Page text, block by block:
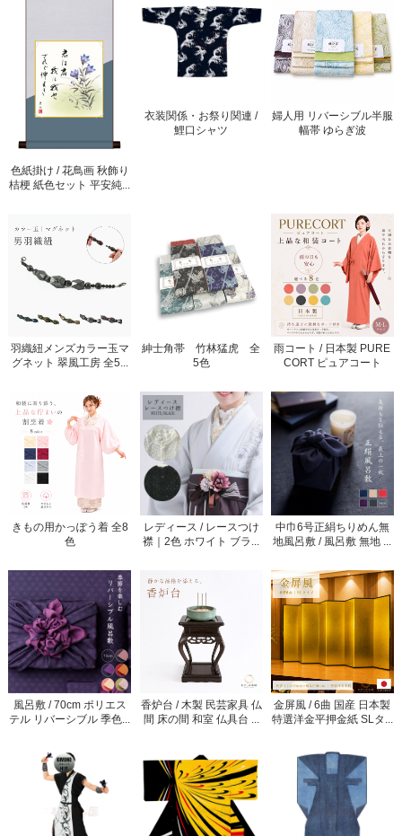
色紙掛け / 花鳥画 秋飾り
桔梗 紙色セット 平安純...
衣装関係・お祭り関連 /
鯉口シャツ
婦人用 リバーシブル半服
幅帯 ゆらぎ波
羽織紐メンズカラー玉マ
グネット 翠風工房 全5...
紳士角帯 竹林猛虎 全
5色
雨コート / 日本製 PURE
CORT ピュアコート
きもの用かっぽう着 全8
色
レディース / レースつけ
襟｜2色 ホワイト ブラ...
中巾6号正絹ちりめん無
地風呂敷 / 風呂敷 無地 ...
風呂敷 / 70cm ポリエス
テル リバーシブル 季色...
香炉台 / 木製 民芸家具 仏
間 床の間 和室 仏具台 ...
金屏風 / 6曲 国産 日本製
特選洋金平押金紙 SLタ...